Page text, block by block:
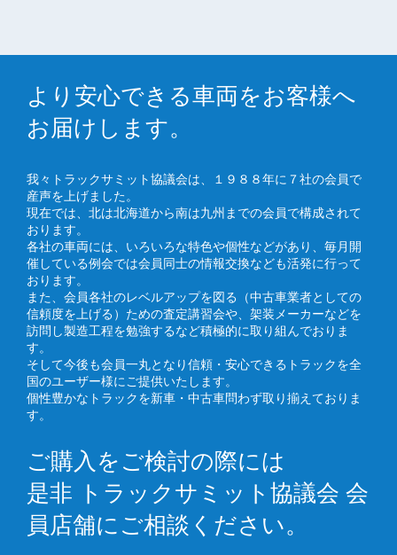
より安心できる車両をお客様へ
お届けします。
我々トラックサミット協議会は、１９８８年に７社の会員で
産声を上げました。
現在では、北は北海道から南は九州までの会員で構成されて
おります。
各社の車両には、いろいろな特色や個性などがあり、毎月開
催している例会では会員同士の情報交換なども活発に行って
おります。
また、会員各社のレベルアップを図る（中古車業者としての
信頼度を上げる）ための査定講習会や、架装メーカーなどを
訪問し製造工程を勉強するなど積極的に取り組んでおりま
す。
そして今後も会員一丸となり信頼・安心できるトラックを全
国のユーザー様にご提供いたします。
個性豊かなトラックを新車・中古車問わず取り揃えておりま
す。
ご購入をご検討の際には
是非 トラックサミット協議会 会
員店舗にご相談ください。